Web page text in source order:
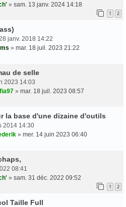
» sam. 13 janv. 2024 14:18
1 2
janv. 2018 14:22
» mar. 18 juil. 2023 21:22
de selle
2023 14:03
» mar. 18 juil. 2023 08:57
la base d'une dizaine d'outils
2014 14:30
» mer. 14 juin 2023 06:40
08:41
» sam. 31 déc. 2022 09:52
1 2
Taille Full